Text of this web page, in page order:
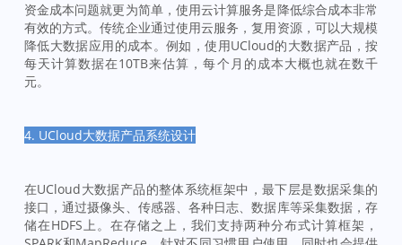
资金成本问题就更为简单，使用云计算服务是降低综合成本非常
有效的方式。传统企业通过使用云服务，复用资源，可以大规模
降低大数据应用的成本。例如，使用UCloud的大数据产品，按
每天计算数据在10TB来估算，每个月的成本大概也就在数千
元。
4. UCloud大数据产品系统设计
在UCloud大数据产品的整体系统框架中，最下层是数据采集的
接口，通过摄像头、传感器、各种日志、数据库等采集数据，存
储在HDFS上。在存储之上，我们支持两种分布式计算框架，